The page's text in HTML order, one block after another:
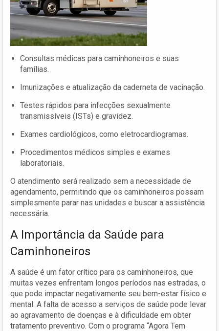
Consultas médicas para caminhoneiros e suas
famílias.
Imunizações e atualização da caderneta de vacinação.
Testes rápidos para infecções sexualmente
transmissíveis (ISTs) e gravidez.
Exames cardiológicos, como eletrocardiogramas.
Procedimentos médicos simples e exames
laboratoriais.
O atendimento será realizado sem a necessidade de
agendamento, permitindo que os caminhoneiros possam
simplesmente parar nas unidades e buscar a assistência
necessária.
A Importância da Saúde para
Caminhoneiros
A saúde é um fator crítico para os caminhoneiros, que
muitas vezes enfrentam longos períodos nas estradas, o
que pode impactar negativamente seu bem-estar físico e
mental. A falta de acesso a serviços de saúde pode levar
ao agravamento de doenças e à dificuldade em obter
tratamento preventivo. Com o programa “Agora Tem